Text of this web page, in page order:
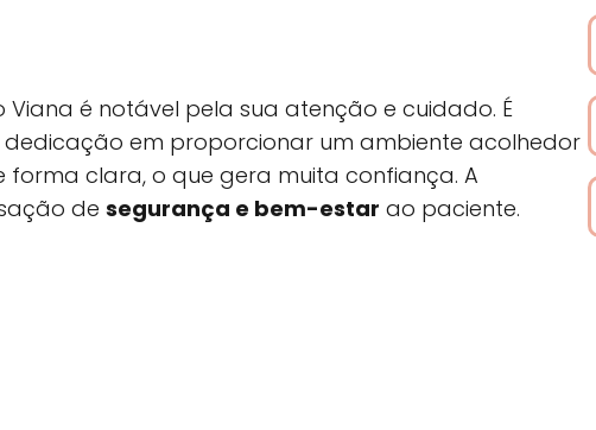
Viana é notável pela sua atenção e cuidado. É
dedicação em proporcionar um ambiente acolhedor
forma clara, o que gera muita confiança. A
de segurança e bem-estar ao paciente.